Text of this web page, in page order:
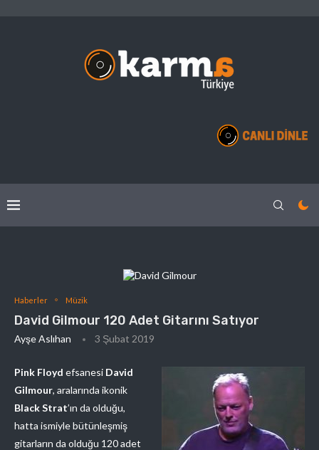
Haberler Müzik
David Gilmour 120 Adet Gitarını Satıyor
Ayşe Aslıhan 3 Şubat 2019
Pink Floyd efsanesi David
Gilmour, aralarında ikonik
Black Strat’ın da olduğu,
hatta ismiyle bütünleşmiş
gitarların da olduğu 120 adet